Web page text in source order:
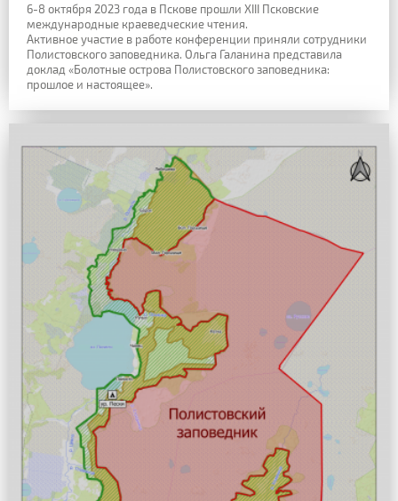
6-8 октября 2023 года в Пскове прошли ХIII Псковские
международные краеведческие чтения.
Активное участие в работе конференции приняли сотрудники
Полистовского заповедника. Ольга Галанина представила
доклад «Болотные острова Полистовского заповедника:
прошлое и настоящее».